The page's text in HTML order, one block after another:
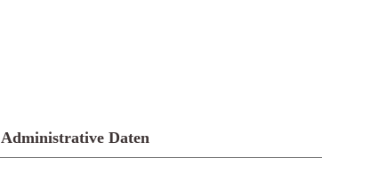
Administrative Daten